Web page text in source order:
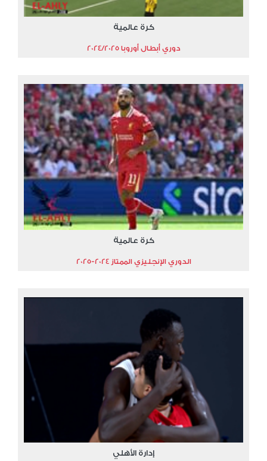
كرة عالمية
دوري أبطال أوروبا 2024/2025
كرة عالمية
الدوري الإنجليزي الممتاز 2024-2025
إدارة الأهلي